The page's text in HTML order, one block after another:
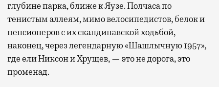
глубине парка, ближе к Яузе. Полчаса по
тенистым аллеям, мимо велосипедистов, белок и
пенсионеров с их скандинавской ходьбой,
наконец, через легендарную «Шашлычную 1957»,
где ели Никсон и Хрущев, — это не дорога, это
променад.